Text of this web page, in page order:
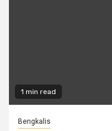
1 min read
Bengkalis